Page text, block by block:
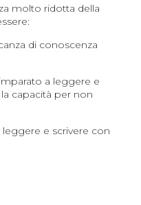
molto ridotta della
di conoscenza
a leggere e
capacità per non
leggere e scrivere con